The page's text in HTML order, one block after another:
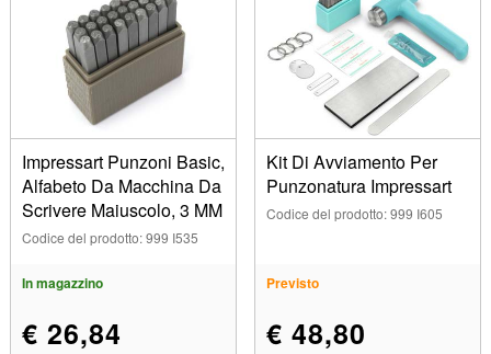
Impressart Punzoni Basic,
Alfabeto Da Macchina Da
Scrivere Maiuscolo, 3 MM
Codice del prodotto: 999 I535
In magazzino
€ 26,84
Kit Di Avviamento Per
Punzonatura Impressart
Codice del prodotto: 999 I605
Previsto
€ 48,80